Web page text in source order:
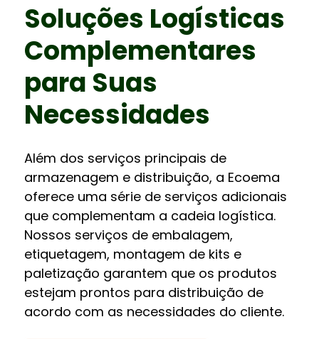
Soluções Logísticas
Complementares
para Suas
Necessidades
Além dos serviços principais de
armazenagem e distribuição, a Ecoema
oferece uma série de serviços adicionais
que complementam a cadeia logística.
Nossos serviços de embalagem,
etiquetagem, montagem de kits e
paletização garantem que os produtos
estejam prontos para distribuição de
acordo com as necessidades do cliente.